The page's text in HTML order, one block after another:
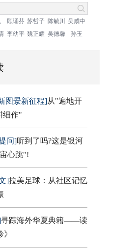
顾诵芬 苏哲子 陈毓川
吴咸中
李幼平 魏正耀 吴德馨 孙玉
图景新征程]从"遍地开
细作"
问]听到了吗?这是银河
心跳"!
]拉美足球：从社区记忆
寻踪海外华夏典籍——读